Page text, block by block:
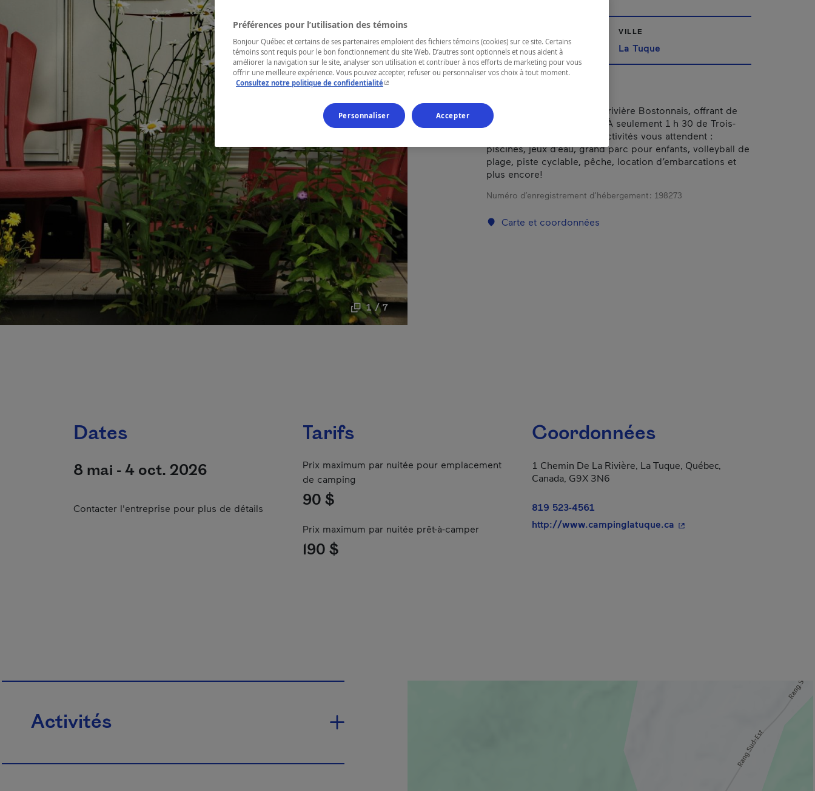
1 / 7
Mauricie
VILLE
La Tuque
Camping en bordure de la rivière Bostonnais, offrant de
nombreux emplacements. À seulement 1 h 30 de Trois-
Rivières. Une multitude d’activités vous attendent :
piscines, jeux d’eau, grand parc pour enfants, volleyball de
plage, piste cyclable, pêche, location d’embarcations et
plus encore!
Numéro d’enregistrement d’hébergement : 198273
Carte et coordonnées
Dates
8 mai - 4 oct. 2026
Contacter l'entreprise pour plus de détails
Tarifs
Prix maximum par nuitée pour emplacement
de camping
90 $
Prix maximum par nuitée prêt-à-camper
190 $
Coordonnées
1 Chemin De La Rivière, La Tuque, Québec,
Canada, G9X 3N6
819 523-4561
http://www.campinglatuque.ca - Cet hyperlien s'ouvrira
Activités
Préférences pour l’utilisation des témoins
Bonjour Québec et certains de ses partenaires emploient des fichiers témoins (cookies) sur ce site. Certains
témoins sont requis pour le bon fonctionnement du site Web. D’autres sont optionnels et nous aident à
améliorer la navigation sur le site, analyser son utilisation et contribuer à nos efforts de marketing pour vous
offrir une meilleure expérience. Vous pouvez accepter, refuser ou personnaliser vos choix à tout moment.
Consultez notre politique de confidentialité- Cet hyperlien s'ouvrira dans une nouvelle fenêtre.
Personnaliser Accepter